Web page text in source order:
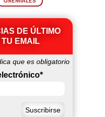
DE ÚLTIMO
TU EMAIL
que es obligatorio
*